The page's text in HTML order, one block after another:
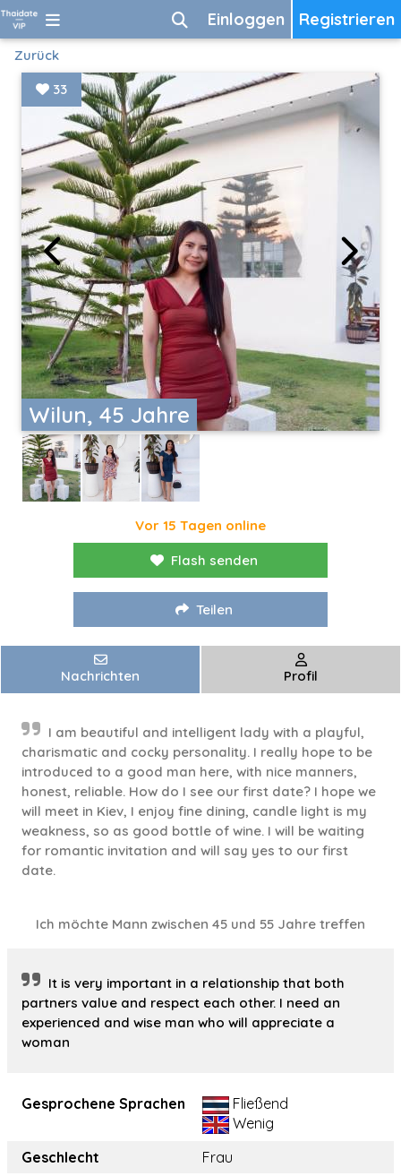
Registrieren
Einloggen
Zurück
Wilun, 45 Jahre
33
Vor 15 Tagen online
Flash senden
Teilen
Nachrichten Profil
I am beautiful and intelligent lady with a playful,
charismatic and cocky personality. I really hope to be
introduced to a good man here, with nice manners,
honest, reliable. How do I see our first date? I hope we
will meet in Kiev, I enjoy fine dining, candle light is my
weakness, so as good bottle of wine. I will be waiting
for romantic invitation and will say yes to our first
date.
Ich möchte Mann zwischen 45 und 55 Jahre treffen
It is very important in a relationship that both
partners value and respect each other. I need an
experienced and wise man who will appreciate a
woman
Gesprochene Sprachen
Fließend
Wenig
Geschlecht
Frau